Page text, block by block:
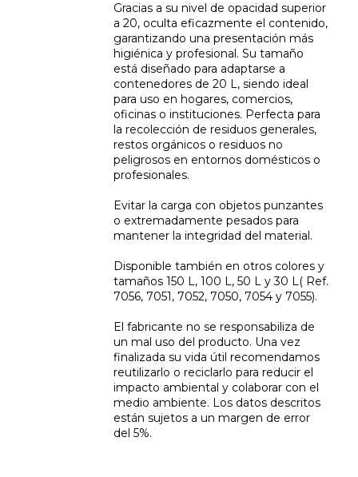
Gracias a su nivel de opacidad superior
a 20, oculta eficazmente el contenido,
garantizando una presentación más
higiénica y profesional. Su tamaño
está diseñado para adaptarse a
contenedores de 20 L, siendo ideal
para uso en hogares, comercios,
oficinas o instituciones. Perfecta para
la recolección de residuos generales,
restos orgánicos o residuos no
peligrosos en entornos domésticos o
profesionales.
Evitar la carga con objetos punzantes
o extremadamente pesados para
mantener la integridad del material.
Disponible también en otros colores y
tamaños 150 L, 100 L, 50 L y 30 L( Ref.
7056, 7051, 7052, 7050, 7054 y 7055).
El fabricante no se responsabiliza de
un mal uso del producto. Una vez
finalizada su vida útil recomendamos
reutilizarlo o reciclarlo para reducir el
impacto ambiental y colaborar con el
medio ambiente. Los datos descritos
están sujetos a un margen de error
del 5%.